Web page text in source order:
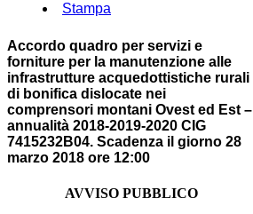
Stampa
Accordo quadro per servizi e
forniture per la manutenzione alle
infrastrutture acquedottistiche rurali
di bonifica dislocate nei
comprensori montani Ovest ed Est –
annualità 2018-2019-2020 CIG
7415232B04. Scadenza il giorno 28
marzo 2018 ore 12:00
AVVISO PUBBLICO